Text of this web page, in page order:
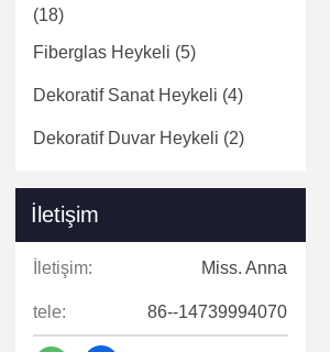
(18)
Fiberglas Heykeli (5)
Dekoratif Sanat Heykeli (4)
Dekoratif Duvar Heykeli (2)
İletişim
İletişim: Miss. Anna
tele: 86--14739994070